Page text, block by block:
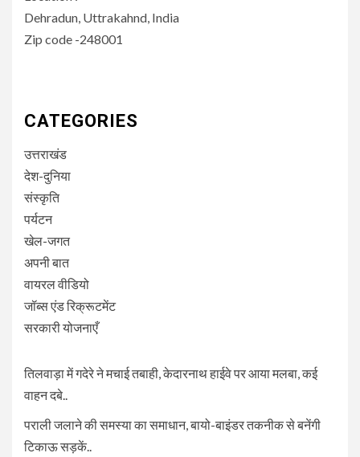
Dehradun, Uttrakahnd, India
Zip code -248001
CATEGORIES
उत्तराखंड
देश-दुनिया
संस्कृति
पर्यटन
खेल-जगत
अपनी बात
वायरल वीडियो
जॉब्स एंड रिक्रूटमेंट
सरकारी योजनाएँ
तिलवाड़ा में गदेरे ने मचाई तबाही, केदारनाथ हाईवे पर आया मलबा, कई
वाहन दबे..
पराली जलाने की समस्या का समाधान, बायो-बाइंडर तकनीक से बनेंगी
टिकाऊ सड़कें..